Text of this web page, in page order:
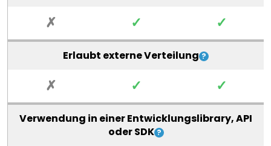
✗ ✓ ✓
Erlaubt externe Verteilung
✗ ✓ ✓
Verwendung in einer Entwicklungslibrary, API
oder SDK